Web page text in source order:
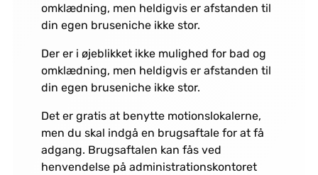
omklædning, men heldigvis er afstanden til
din egen bruseniche ikke stor.
Der er i øjeblikket ikke mulighed for bad og
omklædning, men heldigvis er afstanden til
din egen bruseniche ikke stor.
Det er gratis at benytte motionslokalerne,
men du skal indgå en brugsaftale for at få
adgang. Brugsaftalen kan fås ved
henvendelse på administrationskontoret